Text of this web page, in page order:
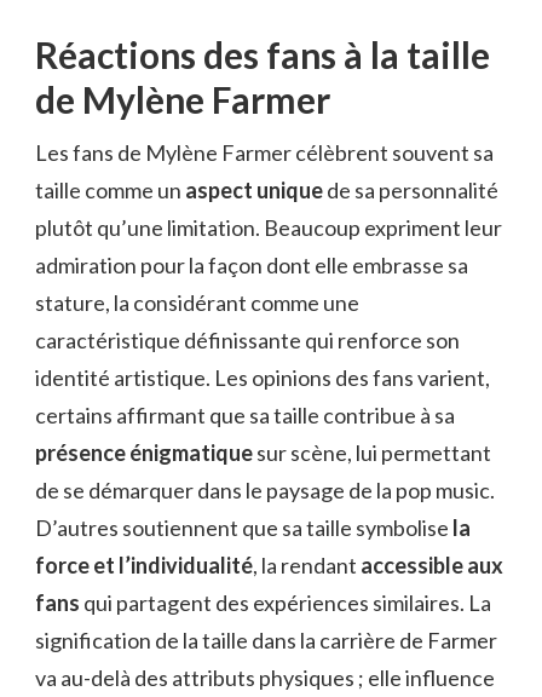
Réactions des fans à la taille
de Mylène Farmer
Les fans de Mylène Farmer célèbrent souvent sa
taille comme un aspect uniquede sa personnalité
plutôt qu’une limitation. Beaucoup expriment leur
admiration pour la façon dont elle embrasse sa
stature, la considérant comme une
caractéristique définissante qui renforce son
identité artistique. Les opinions des fans varient,
certains affirmant que sa taille contribue à sa
présence énigmatiquesur scène, lui permettant
de se démarquer dans le paysage de la pop music.
D’autres soutiennent que sa taille symbolise la
force et l’individualité, la rendant accessible aux
fans qui partagent des expériences similaires. La
signification de la taille dans la carrière de Farmer
va au-delà des attributs physiques ; elle influence